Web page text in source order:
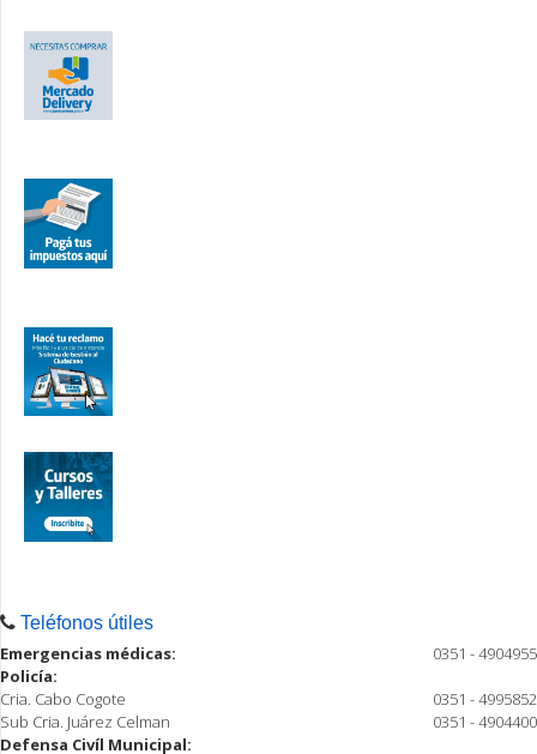
Teléfonos útiles
Emergencias médicas:
0351 - 4904955
Policía:
Cria. Cabo Cogote
0351 - 4995852
Sub Cria. Juárez Celman
0351 - 4904400
Defensa Civíl Municipal: